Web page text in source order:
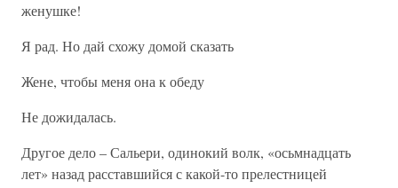
женушке!
Я рад. Но дай схожу домой сказать
Жене, чтобы меня она к обеду
Не дожидалась.
Другое дело – Сальери, одинокий волк, «осьмнадцать
лет» назад расставшийся с какой-то прелестницей